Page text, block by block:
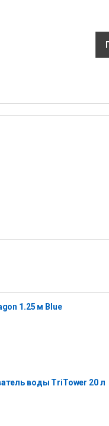
1.25 м Blue
воды TriTower 20 л